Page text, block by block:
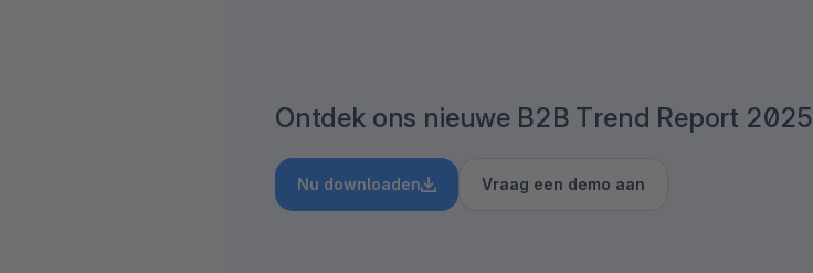
Ontdek ons nieuwe B2B Trend Report 2025
Nu downloaden Vraag een demo aan